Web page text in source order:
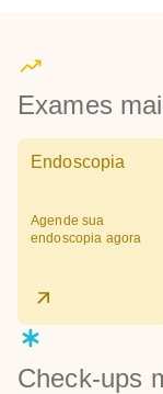
Exames
Endoscopia
Agende sua
endoscopia agora
Check-ups